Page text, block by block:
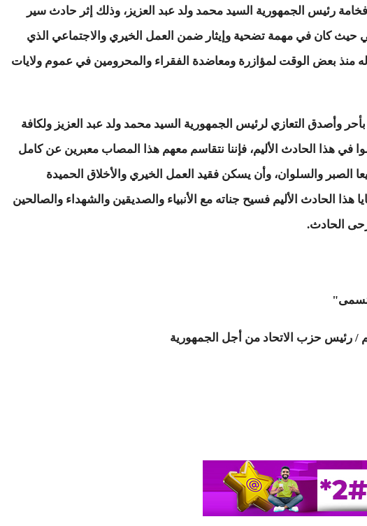
فخامة رئيس الجمهورية السيد محمد ولد عبد العزيز، وذلك إثر حادث سير
حيث كان في مهمة تضحية وإيثار ضمن العمل الخيري والاجتماعي الذي
منذ بعض الوقت لمؤازرة ومعاضدة الفقراء والمحرومين في عموم ولايات
وأصدق التعازي لرئيس الجمهورية السيد محمد ولد عبد العزيز ولكافة
في هذا الحادث الأليم، فإننا نتقاسم معهم هذا المصاب معبرين عن كامل
الصبر والسلوان، وأن يسكن فقيد العمل الخيري والأخلاق الحميدة
هذا الحادث الأليم فسيح جناته مع الأنبياء والصديقين والشهداء والصالحين
الحادث.
مُسمى"
/ رئيس حزب الاتحاد من أجل الجمهورية